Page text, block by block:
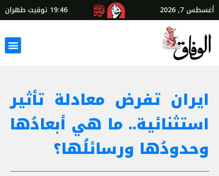
أغسطس 7, 2026 19:46 توقيت طهران
ايران تفرض معادلة تأثير
استثنائية.. ما هي أبعادُها
وحدودُها ورسائلُها؟